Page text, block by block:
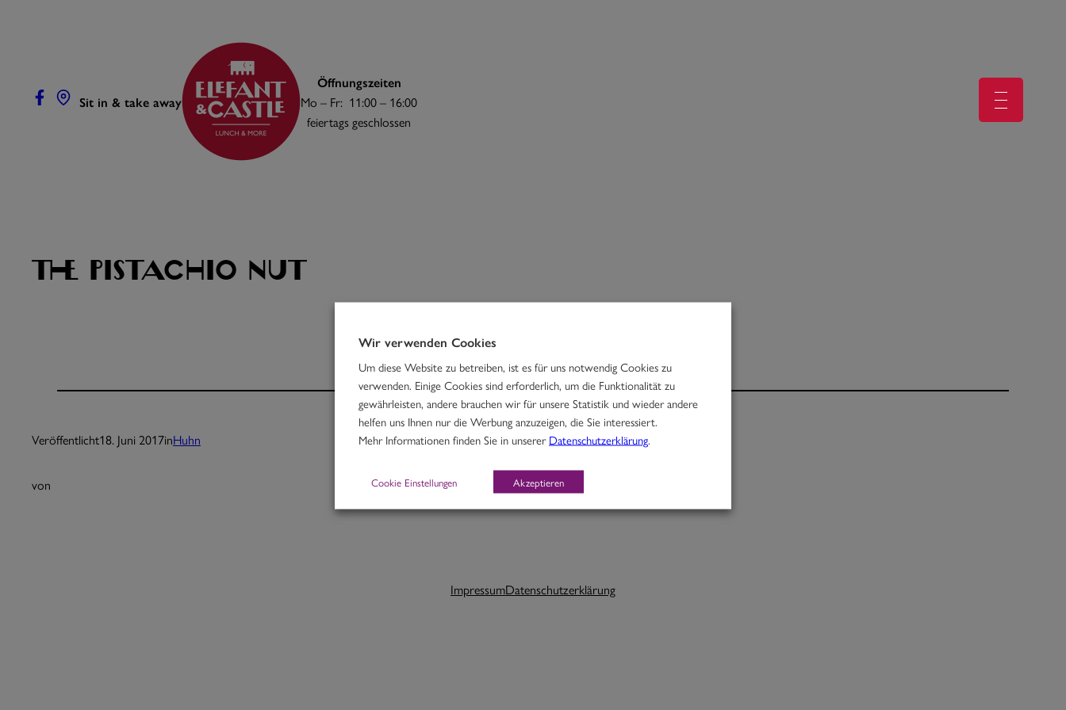
Sit in & take away
Öffnungszeiten
Mo – Fr: 11:00 – 16:00
feiertags geschlossen
The Pistachio Nut
Veröffentlicht18. Juni 2017inHuhn
von
Schlagwörter:
ImpressumDatenschutzerklärung
Wir verwenden Cookies
Um diese Website zu betreiben, ist es für uns notwendig Cookies zu
verwenden. Einige Cookies sind erforderlich, um die Funktionalität zu
gewährleisten, andere brauchen wir für unsere Statistik und wieder andere
helfen uns Ihnen nur die Werbung anzuzeigen, die Sie interessiert.
Mehr Informationen finden Sie in unsererDatenschutzerklärung.
Cookie Einstellungen Akzeptieren